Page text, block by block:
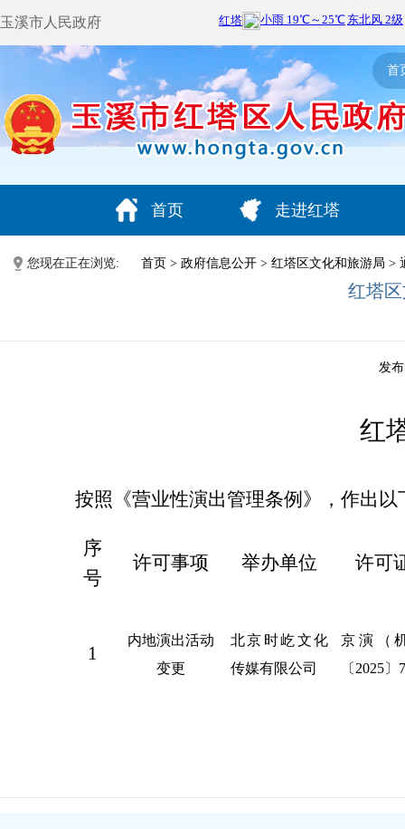
玉溪市人民政府
首
首页 走进红塔
您现在正在浏览: 首页 > 政府信息公开 > 红塔区文化和旅游局 >
红塔
发
红
按照《营业性演出管理条例》，作出以
序
号
许可事项 举办单位 许可
1
内地演出活动
变更
北京时屹文化
传媒有限公司
京演（
〔 2025〕